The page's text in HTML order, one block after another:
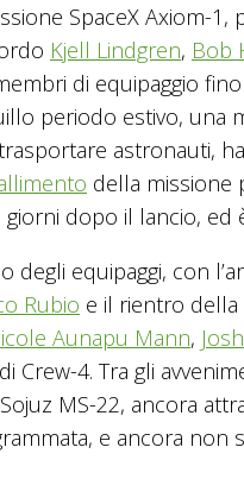
SpaceX Axiom-1,
Kjell Lindgren, Bob
di equipaggio
periodo estivo, una
astronauti,
della missione
giorni dopo il lancio,
equipaggi, con
Rubio e il rientro della
Aunapu Mann,
di Crew-4. Tra gli
MS-22, ancora
e ancora non